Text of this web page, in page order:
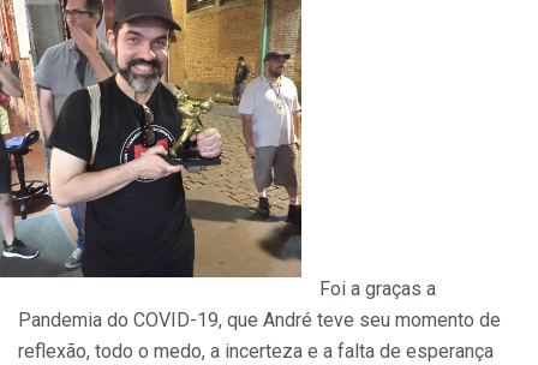
Foi a graças a
Pandemia do COVID-19, que André teve seu momento de
reflexão, todo o medo, a incerteza e a falta de esperança